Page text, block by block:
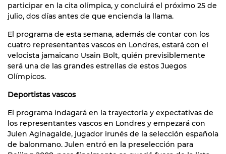
participar en la cita olímpica, y concluirá el próximo 25 de
julio, dos días antes de que encienda la llama.
El programa de esta semana, además de contar con los
cuatro representantes vascos en Londres, estará con el
velocista jamaicano Usain Bolt, quién previsiblemente
será una de las grandes estrellas de estos Juegos
Olímpicos.
Deportistas vascos
El programa indagará en la trayectoria y expectativas de
los representantes vascos en Londres y empezará con
Julen Aginagalde, jugador irunés de la selección española
de balonmano. Julen entró en la preselección para